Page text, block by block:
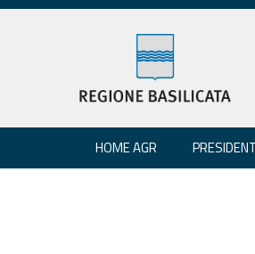
HOME AGR